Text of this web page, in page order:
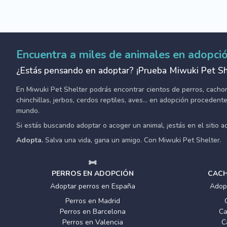
Encuentra a miles de animales en
¿Estás pensando en adoptar? ¡Prueba Miwuki Pet
En Miwuki Pet Shelter podrás encontrar cientos de perros,
chinchillas, jerbos, cerdos reptiles, aves... en adopción
mundo.
Si estás buscando adoptar o acoger un animal, ¡estás en el sitio
Adopta. Salva una vida, gana un amigo. Con Miwuki Pet Shelter.
PERROS EN ADOPCIÓN
Adoptar perros en España
Perros en Madrid
Perros en Barcelona
Perros en Valencia